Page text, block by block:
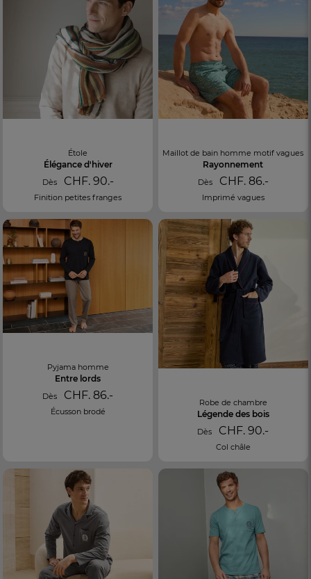
Étole
Élégance d'hiver
Dès CHF. 90.-
Finition petites franges
Maillot de bain homme motif vagues
Rayonnement
Dès CHF. 86.-
Imprimé vagues
Pyjama homme
Entre lords
Dès CHF. 86.-
Écusson brodé
Robe de chambre
Légende des bois
Dès CHF. 90.-
Col châle